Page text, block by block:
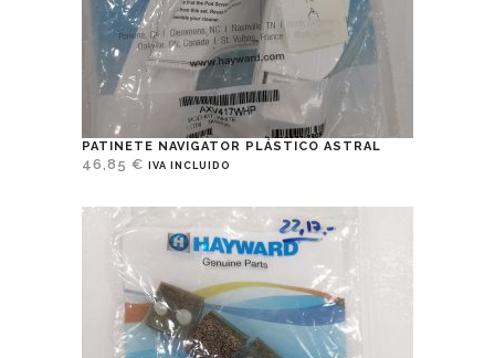
PATINETE NAVIGATOR PLÁSTICO ASTRAL
46,85 € IVA INCLUIDO